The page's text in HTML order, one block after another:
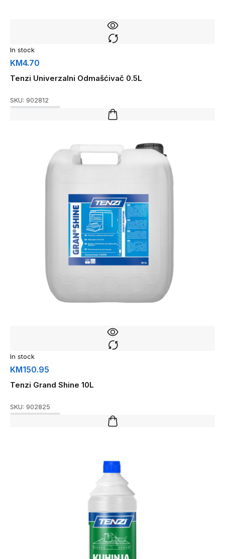
In stock
KM4.70
Tenzi Univerzalni Odmašćivač 0.5L
SKU: 902812
In stock
KM150.95
Tenzi Grand Shine 10L
SKU: 902825